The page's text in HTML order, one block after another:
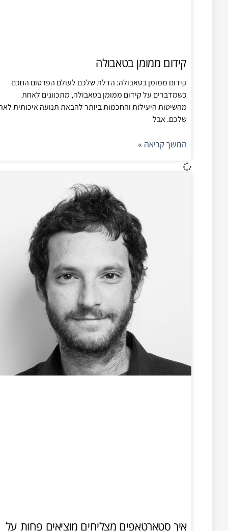
קידום ממומן בטאבולה
קידום ממומן בטאבולה: הדלת שלכם לעולם הפרסום החכם
כשמדברים על קידום ממומן בטאבולה, מתכוונים לאחת
מהשיטות היעילות והחכמות ביותר להבאת תנועה איכותית
שלכם. אבל
המשך קריאה »
איך סטארטאפים מצליחים מוציאים פחות על